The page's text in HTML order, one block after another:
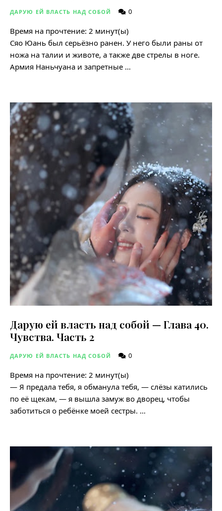
ДАРУЮ ЕЙ ВЛАСТЬ НАД СОБОЙ 0
Время на прочтение: 2 минут(ы)
Сяо Юань был серьёзно ранен. У него были раны от
ножа на талии и животе, а также две стрелы в ноге.
Армия Наньчуана и запретные …
Дарую ей власть над собой — Глава 40.
Чувства. Часть 2
ДАРУЮ ЕЙ ВЛАСТЬ НАД СОБОЙ 0
Время на прочтение: 2 минут(ы)
— Я предала тебя, я обманула тебя, — слёзы катились
по её щекам, — я вышла замуж во дворец, чтобы
заботиться о ребёнке моей сестры. …